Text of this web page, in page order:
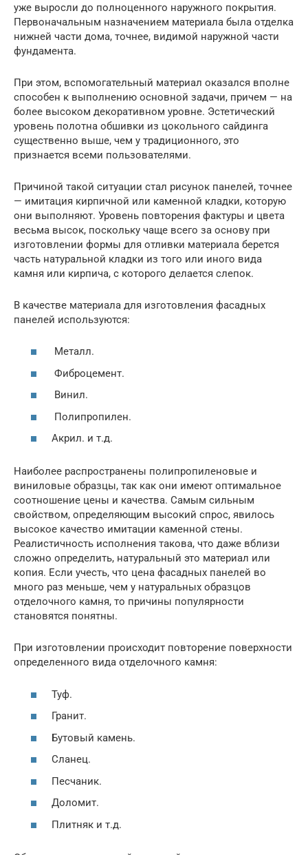
уже выросли до полноценного наружного покрытия.
Первоначальным назначением материала была отделка
нижней части дома, точнее, видимой наружной части
фундамента.
При этом, вспомогательный материал оказался вполне
способен к выполнению основной задачи, причем — на
более высоком декоративном уровне. Эстетический
уровень полотна обшивки из цокольного сайдинга
существенно выше, чем у традиционного, это
признается всеми пользователями.
Причиной такой ситуации стал рисунок панелей, точнее
— имитация кирпичной или каменной кладки, которую
они выполняют. Уровень повторения фактуры и цвета
весьма высок, поскольку чаще всего за основу при
изготовлении формы для отливки материала берется
часть натуральной кладки из того или иного вида
камня или кирпича, с которого делается слепок.
В качестве материала для изготовления фасадных
панелей используются:
Металл.
Фиброцемент.
Винил.
Полипропилен.
Акрил. и т.д.
Наиболее распространены полипропиленовые и
виниловые образцы, так как они имеют оптимальное
соотношение цены и качества. Самым сильным
свойством, определяющим высокий спрос, явилось
высокое качество имитации каменной стены.
Реалистичность исполнения такова, что даже вблизи
сложно определить, натуральный это материал или
копия. Если учесть, что цена фасадных панелей во
много раз меньше, чем у натуральных образцов
отделочного камня, то причины популярности
становятся понятны.
При изготовлении происходит повторение поверхности
определенного вида отделочного камня:
Туф.
Гранит.
Бутовый камень.
Сланец.
Песчаник.
Доломит.
Плитняк и т.д.